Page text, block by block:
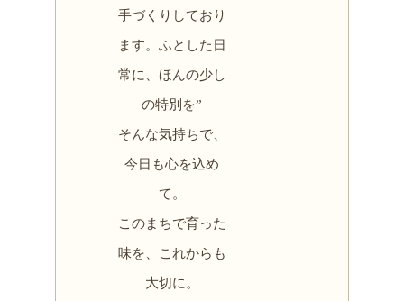
手づくりしており
ます。ふとした日
常に、ほんの少し
の特別を”
そんな気持ちで、
今日も心を込め
て。
このまちで育った
味を、これからも
大切に。